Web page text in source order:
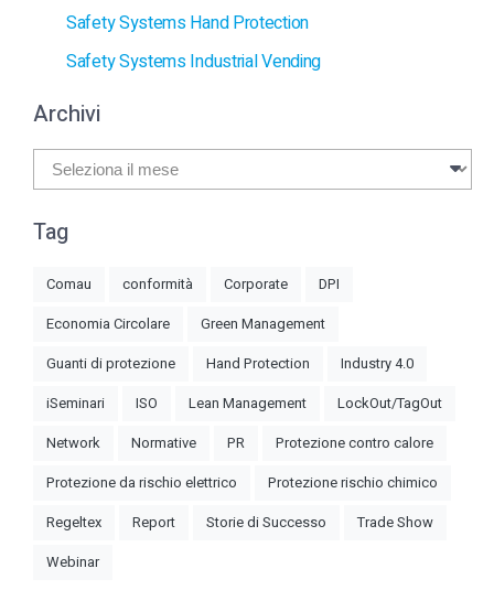
Safety Systems Hand Protection
Safety Systems Industrial Vending
Archivi
Archivi
Tag
Comau conformità Corporate
DPI
Economia Circolare
Green Management
Guanti di protezione
Hand Protection
Industry 4.0
iSeminari
ISO Lean Management
LockOut/TagOut
Network
Normative PR
Protezione contro calore
Protezione da rischio elettrico
Protezione rischio chimico
Regeltex
Report Storie di Successo
Trade Show
Webinar